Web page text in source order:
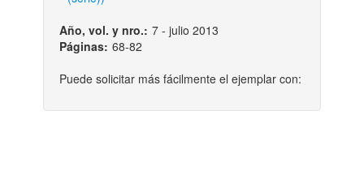
Año, vol. y nro.: 7 - julio 2013
Páginas: 68-82
Puede solicitar más fácilmente el ejemplar con: